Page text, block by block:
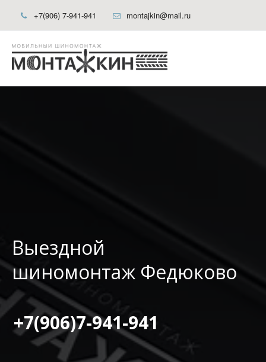
+7(906) 7-941-941 montajkin@mail.ru
Выездной
шиномонтаж Федюково
+7(906)7-941-941